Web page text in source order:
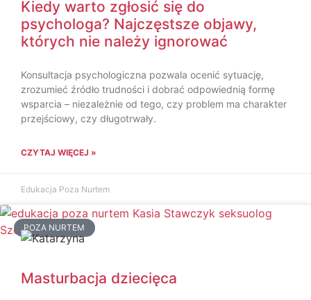
Kiedy warto zgłosić się do
psychologa? Najczęstsze objawy,
których nie należy ignorować
Konsultacja psychologiczna pozwala ocenić sytuację,
zrozumieć źródło trudności i dobrać odpowiednią formę
wsparcia – niezależnie od tego, czy problem ma charakter
przejściowy, czy długotrwały.
CZYTAJ WIĘCEJ »
Edukacja Poza Nurtem
POZA NURTEM
Masturbacja dziecięca